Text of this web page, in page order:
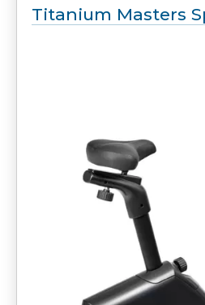
Titanium Masters